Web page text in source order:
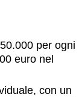
per ogni
euro nel
con un